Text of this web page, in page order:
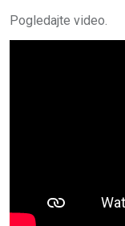
Pogledajte video.